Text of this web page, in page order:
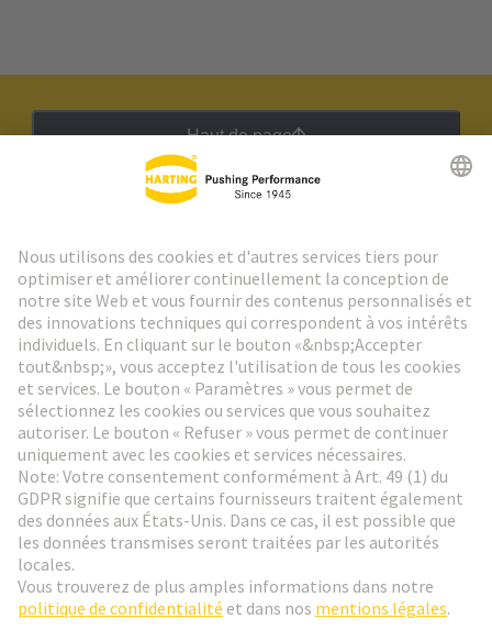
Haut de page
Aller à l'inscription
Social Media
Belgique Français